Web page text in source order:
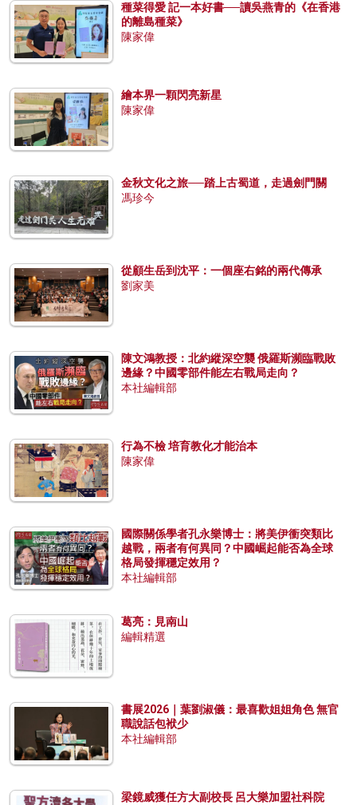
種菜得愛 記一本好書──讀吳燕青的《在香港
的離島種菜》
陳家偉
繪本界一顆閃亮新星
陳家偉
金秋文化之旅──踏上古蜀道，走過劍門關
馮珍今
從顧生岳到沈平：一個座右銘的兩代傳承
劉家美
陳文鴻教授：北約縱深空襲 俄羅斯瀕臨戰敗
邊緣？中國零部件能左右戰局走向？
本社編輯部
行為不檢 培育教化才能治本
陳家偉
國際關係學者孔永樂博士：將美伊衝突類比
越戰，兩者有何異同？中國崛起能否為全球
格局發揮穩定效用？
本社編輯部
葛亮：見南山
編輯精選
書展2026｜葉劉淑儀：最喜歡姐姐角色 無官
職說話包袱少
本社編輯部
梁鏡威獲任方大副校長 呂大樂加盟社科院